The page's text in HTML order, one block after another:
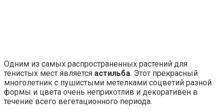
Одним из самых распространенных растений для
тенистых мест является астильба. Этот прекрасный
многолетник с пушистыми метелками соцветий разной
формы и цвета очень неприхотлив и декоративен в
течение всего вегетационного периода.